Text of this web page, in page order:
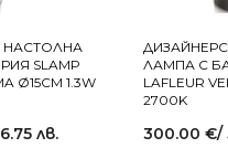
НАСТОЛНА
SLAMP
Ø15СМ 1.3W
лв.
ЛАМПА С
LAFLEUR
2700K
300.00 €/